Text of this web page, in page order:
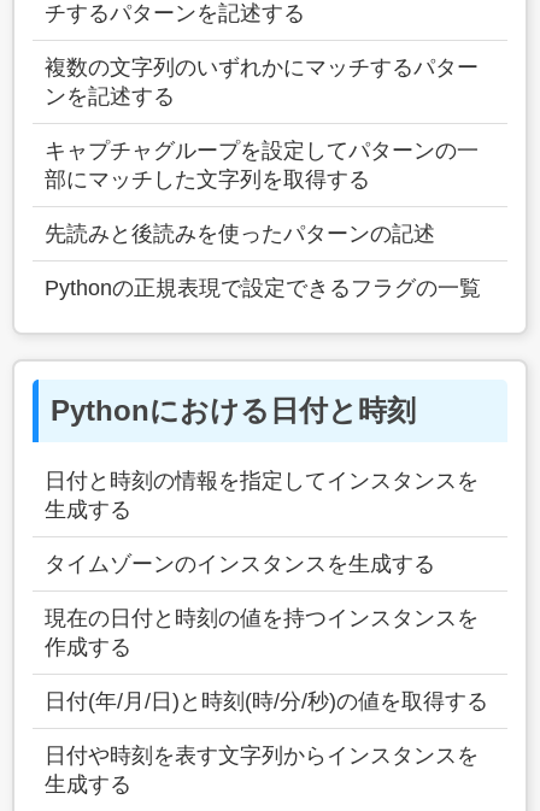
チするパターンを記述する
複数の文字列のいずれかにマッチするパター
ンを記述する
キャプチャグループを設定してパターンの一
部にマッチした文字列を取得する
先読みと後読みを使ったパターンの記述
Pythonの正規表現で設定できるフラグの一覧
Pythonにおける日付と時刻
日付と時刻の情報を指定してインスタンスを
生成する
タイムゾーンのインスタンスを生成する
現在の日付と時刻の値を持つインスタンスを
作成する
日付(年/月/日)と時刻(時/分/秒)の値を取得する
日付や時刻を表す文字列からインスタンスを
生成する